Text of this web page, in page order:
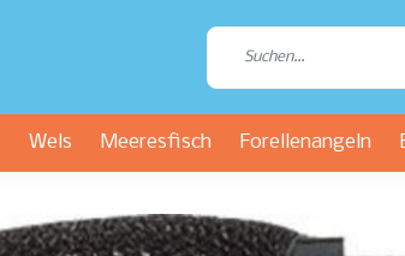
Wels Meeresfisch Forellenangeln